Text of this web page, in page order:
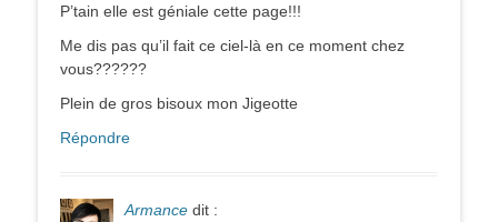
P’tain elle est géniale cette page!!!
Me dis pas qu’il fait ce ciel-là en ce moment chez
vous??????
Plein de gros bisoux mon Jigeotte
Répondre
Armance dit :